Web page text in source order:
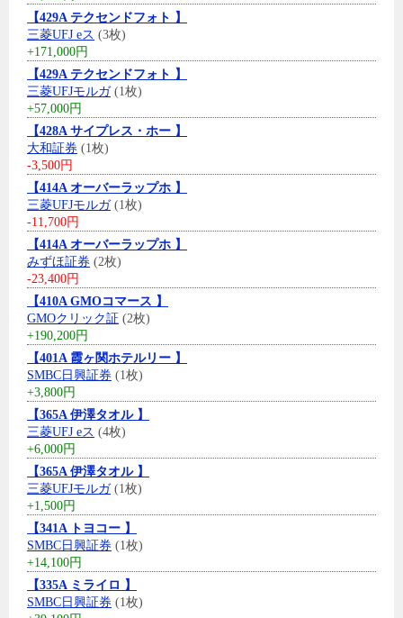
【429A テクセンドフォト 】
三菱UFJ eス (3枚)
+171,000円
【429A テクセンドフォト 】
三菱UFJモルガ(1枚)
+57,000円
【428A サイプレス・ホー 】
大和証券 (1枚)
-3,500円
【414A オーバーラップホ 】
三菱UFJモルガ(1枚)
-11,700円
【414A オーバーラップホ 】
みずほ証券 (2枚)
-23,400円
【410A GMOコマース 】
GMOクリック証 (2枚)
+190,200円
【401A 霞ヶ関ホテルリー 】
SMBC日興証券 (1枚)
+3,800円
【365A 伊澤タオル 】
三菱UFJ eス (4枚)
+6,000円
【365A 伊澤タオル 】
三菱UFJモルガ(1枚)
+1,500円
【341A トヨコー 】
SMBC日興証券 (1枚)
+14,100円
【335A ミライロ 】
SMBC日興証券 (1枚)